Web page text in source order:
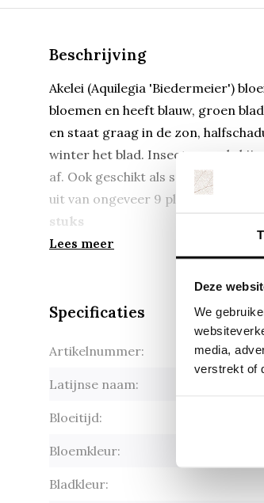
Deze
We
media,
verstrekt of
Beschrijving
Akelei (Aquilegia 'Biedermeier')
bloemen en heeft blauw, groen
en staat graag in de zon,
winter het blad. Insecten zoals
af. Ook geschikt als snijbloem.
uit van ongeveer 9 planten per m2.
stuks
Lees meer
Specificaties
Artikelnummer:
Latijnse naam:
Bloeitijd:
Bloemkleur:
Bladkleur: